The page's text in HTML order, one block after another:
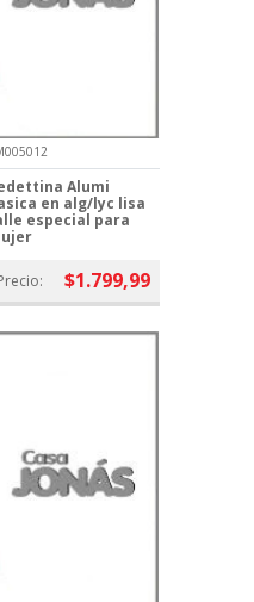
Alumi
en alg/lyc lisa
especial para
$1.799,99